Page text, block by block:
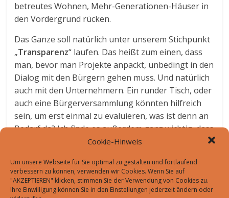
Cookie-Hinweis
Um unsere Webseite für Sie optimal zu gestalten und fortlaufend
verbessern zu können, verwenden wir Cookies. Wenn Sie auf
"AKZEPTIEREN" klicken, stimmen Sie der Verwendung von Cookies zu.
Ihre Einwilligung können Sie in den Einstellungen jederzeit ändern oder
betreutes Wohnen, Mehr-Generationen-Häuser in
den Vordergrund rücken.
Das Ganze soll natürlich unter unserem Stichpunkt
„Transparenz“ laufen. Das heißt zum einen, dass
man, bevor man Projekte anpackt, unbedingt in den
Dialog mit den Bürgern gehen muss. Und natürlich
auch mit den Unternehmern. Ein runder Tisch, oder
auch eine Bürgerversammlung könnten hilfreich
sein, um erst einmal zu evaluieren, was ist denn an
Bedarf da? Ich finde es außerdem ganz wichtig, dass
man im Nachhinein den Bürgern gut vermittelt,
oftmals nicht so transparent und man fragt sich
„Warum ist das so? Warum gab es keine anderen
Möglichkeiten?“. Ich denke, da muss man sowohl